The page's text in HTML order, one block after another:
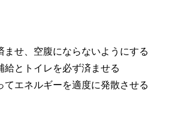
ませ、空腹にならないようにする
給とトイレを必ず済ませる
てエネルギーを適度に発散させる